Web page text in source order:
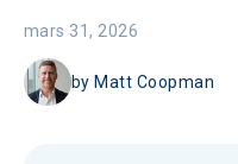
mars 31, 2026
by Matt Coopman